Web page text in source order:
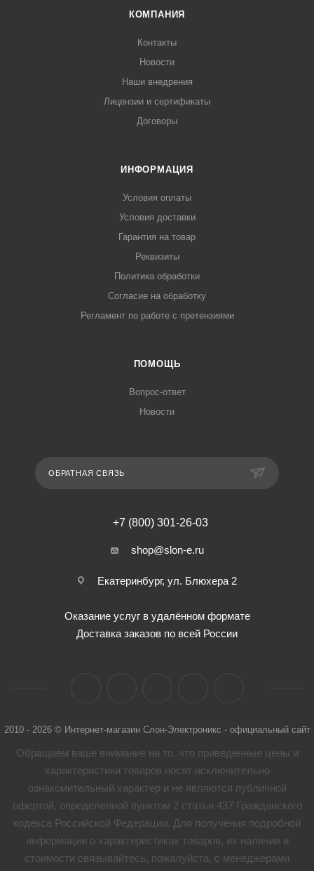
КОМПАНИЯ
Контакты
Новости
Наши внедрения
Лицензии и сертификаты
Договоры
ИНФОРМАЦИЯ
Условия оплаты
Условия доставки
Гарантия на товар
Реквизиты
Политика обработки
Согласие на обработку
Регламент по работе с претензиями
ПОМОЩЬ
Вопрос-ответ
Новости
ОБРАТНАЯ СВЯЗЬ
+7 (800) 301-26-03
shop@slon-e.ru
Екатеринбург, ул. Блюхера 2
Оказание услуг в удалённом формате
Доставка заказов по всей России
2010 - 2026 © Интернет-магазин Слон-Электроникс - официальный сайт
Обращаем ваше внимание на то, что приведенные цены и
характеристики товaров носят исключительно
ознакомительный характер и не являются публичной
офертой, определенной пунктом 2 статьи 437 Гражданского
кодекса Российской Федерации. Для получения подробной
информации о характеристиках товaров, их наличии и
стоимости связывайтесь, пожалуйста, с менеджерами